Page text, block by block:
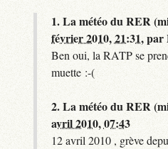
1.La météo du RER
février 2010, 21:31,par
Ben oui, la RATP se
muette :-(
2.La météo du RER
avril 2010, 07:43
12 avril 2010 , grève